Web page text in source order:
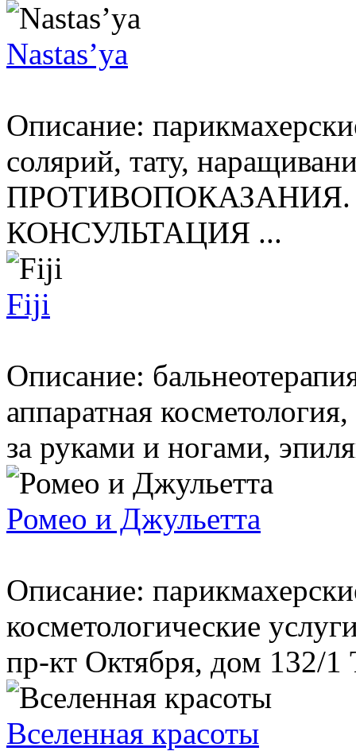
Nastas’ya
Описание:
солярий, тату,
КОНСУЛЬТАЦИЯ ...
Fiji
Описание:
аппаратная
за руками и ногами,
Ромео и Джульетта
Описание:
косметологические
пр-кт Октября, дом 132/
Вселенная красоты